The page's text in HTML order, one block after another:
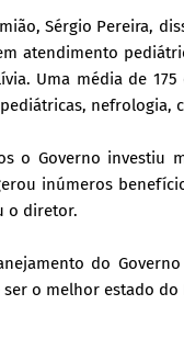
Sérgio Pereira,
atendimento
Uma média de
nefrologia,
o Governo investiu
inúmeros
o diretor.
do
o melhor estado